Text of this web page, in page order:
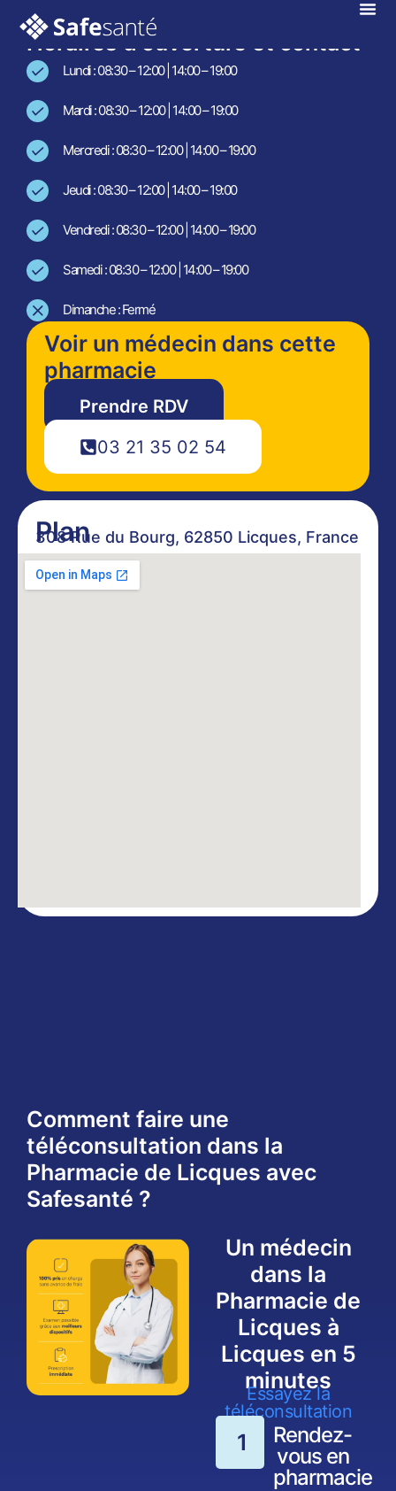
Plan
308 Rue du Bourg, 62850 Licques, France
Horaires d'ouverture et contact
Lundi : 08:30 – 12:00 | 14:00 – 19:00
Mardi : 08:30 – 12:00 | 14:00 – 19:00
Mercredi : 08:30 – 12:00 | 14:00 – 19:00
Jeudi : 08:30 – 12:00 | 14:00 – 19:00
Vendredi : 08:30 – 12:00 | 14:00 – 19:00
Samedi : 08:30 – 12:00 | 14:00 – 19:00
Dimanche : Fermé
Voir un médecin dans cette
pharmacie
Prendre RDV
03 21 35 02 54
Comment faire une
téléconsultation dans la
Pharmacie de Licques avec
Safesanté ?
Un médecin
dans la
Pharmacie de
Licques à
Licques en 5
minutes
Essayez la
téléconsultation
1
Rendez-
vous en
pharmacie